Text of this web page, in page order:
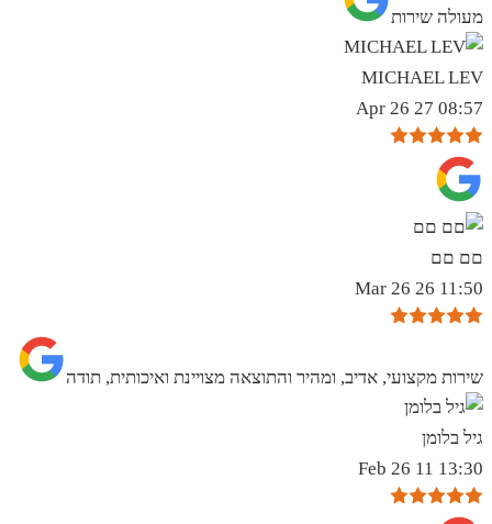
מעולה שירות
MICHAEL LEV
08:57 27 Apr 26
םם םם
11:50 26 Mar 26
שירות מקצועי, אדיב, ומהיר והתוצאה מצויינת ואיכותית, תודה
גיל בלומן
13:30 11 Feb 26